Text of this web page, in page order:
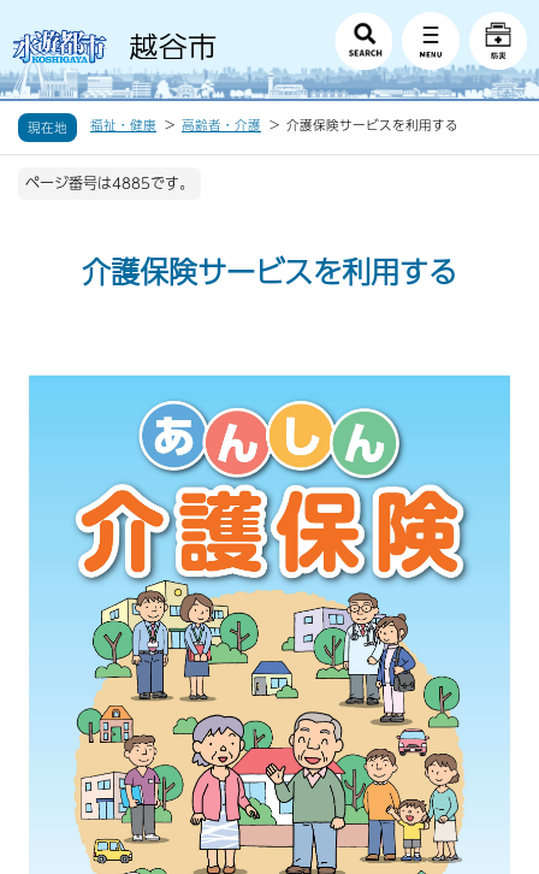
現在地 福祉・健康 高齢者・介護 介護保険サービスを利用する
ページ番号は4885です。
介護保険サービスを利用する